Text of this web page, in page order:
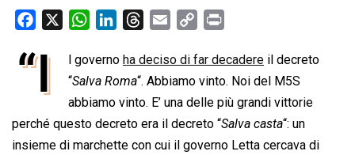
c
o
o
W
a
t
s
A
p
n
k
e
d
I
r
e
a
d
s
a
i
l
p
y
L
i
n
i
n
t
“I l governo ha deciso di far decadere il decreto
“Salva Roma“. Abbiamo vinto. Noi del M5S
abbiamo vinto. E’ una delle più grandi vittorie
perché questo decreto era il decreto “Salva casta“: un
insieme di marchette con cui il governo Letta cercava di